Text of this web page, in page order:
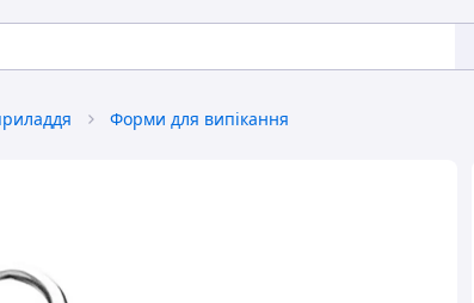
Форми для випікання